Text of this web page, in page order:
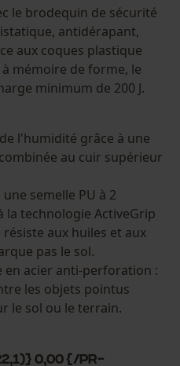
le brodequin de sécurité
antidérapant,
aux coques plastique
mémoire de forme, le
minimum de 200 J.
l'humidité grâce à une
au cuir supérieur
semelle PU à 2
la technologie ActiveGrip
aux huiles et aux
pas le sol.
en acier anti-perforation :
les objets pointus
le sol ou le terrain.
0,00 {/PR-